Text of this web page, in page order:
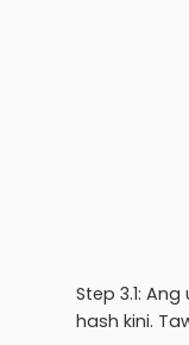
Step 3.1:
hash kini.